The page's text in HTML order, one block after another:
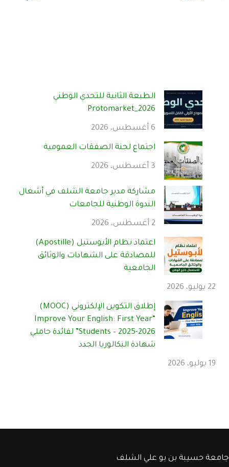
الطبعة الثانية للتحدي الوطني
Protomarket_2026
6 أغسطس، 2026
اجتماع لجنة الصفقات العمومية
3 أغسطس، 2026
مشاركة مدير جامعة الشلف في أشغال
الندوة الوطنية للجامعات
2 أغسطس، 2026
اعتماد نظام الأبوستيل (Apostille)
للمصادقة على الشهادات والوثائق
الجامعية
22 يوليو، 2026
إطلاق التكوين الإلكتروني (MOOC)
“Improve Your English: First Year
Students – 2025-2026” لفائدة حاملي
شهادة البكالوريا الجدد
19 يوليو، 2026
جامعة حسيبة بن بو علي الشلف